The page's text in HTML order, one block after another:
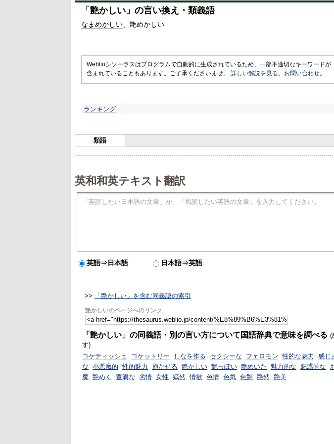
「 艶かしい 」の言い換え・類義語
なまめかしい 艶めかしい
Weblioシソーラスはプログラムで自動的に生成されているため、一部不適切なキーワードが
含まれていることもあります。ご了承くださいませ。 詳しい解説を見る 。 お問い合わせ。
ランキング
類語
英和和英テキスト翻訳
英語⇒日本語 日本語⇒英語
>> 「艶かしい」を含む同義語の索引
艶かしいのページへのリンク
「艶かしい」の同義語・別の言い方について国語辞典で意味を調べる (
す)
コケティッシュ
コケットリー しなを作る セクシーな フェロモン 性的な魅力 感じ
な 小悪魔的 性的魅力 抱かせる 艶かしい 艶っぽい 艶めいた 魅力的な 魅惑的な
魔 艶めく 豊満な 劣情 女性 嫣然 情欲 色情 色気 色艶 艶然 艶美